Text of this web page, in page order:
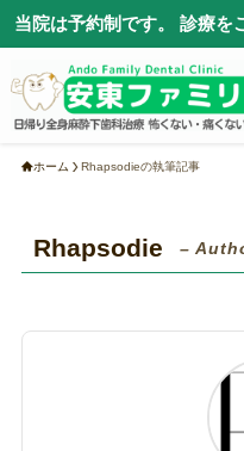
院は予約制です。 診療をご
ホーム Rhapsodieの執筆記事
Rhapsodie –